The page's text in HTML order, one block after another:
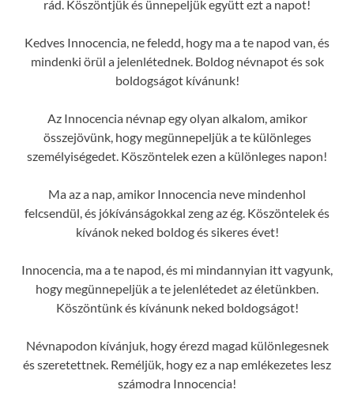
rád. Köszöntjük és ünnepeljük együtt ezt a napot!
Kedves Innocencia, ne feledd, hogy ma a te napod van, és
mindenki örül a jelenlétednek. Boldog névnapot és sok
boldogságot kívánunk!
Az Innocencia névnap egy olyan alkalom, amikor
összejövünk, hogy megünnepeljük a te különleges
személyiségedet. Köszöntelek ezen a különleges napon!
Ma az a nap, amikor Innocencia neve mindenhol
felcsendül, és jókívánságokkal zeng az ég. Köszöntelek és
kívánok neked boldog és sikeres évet!
Innocencia, ma a te napod, és mi mindannyian itt vagyunk,
hogy megünnepeljük a te jelenlétedet az életünkben.
Köszöntünk és kívánunk neked boldogságot!
Névnapodon kívánjuk, hogy érezd magad különlegesnek
és szeretettnek. Reméljük, hogy ez a nap emlékezetes lesz
számodra Innocencia!